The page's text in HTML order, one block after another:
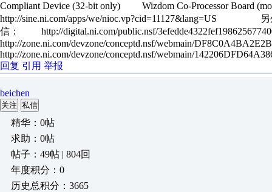
Compliant Device (32-bit only) Wizdom Co-Processor
http://sine.ni.com/apps/we/nioc.vp?cid=11127&lang=US 另
信： http://digital.ni.com/public.nsf/
http://zone.ni.com/devzone/conceptd.nsf/webmain/
http://zone.ni.com/devzone/conceptd.nsf/webmain/
回复 引用 举报
beichen
关注 私信
精华：0帖
求助：0帖
帖子：49帖 | 804回
年度积分：0
历史总积分：3665